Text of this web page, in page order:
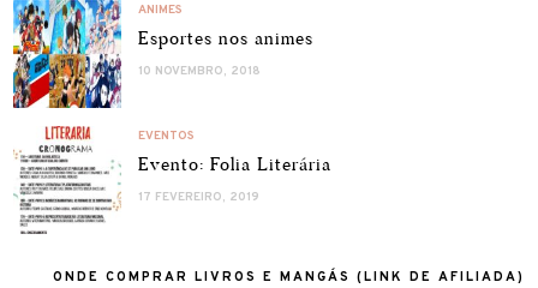
ANIMES
Esportes nos animes
10 NOVEMBRO, 2018
EVENTOS
Evento: Folia Literária
17 FEVEREIRO, 2019
ONDE COMPRAR LIVROS E MANGÁS (LINK DE AFILIADA)